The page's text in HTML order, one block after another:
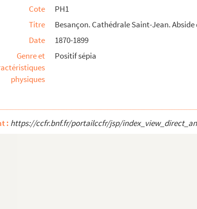
Petit-Charmont)
de Jouffroy
et des frères Lumière
Dieu
Cote
PH1
Titre
Besançon. Cathédrale Saint-Jean.
Date
1870-1899
Genre et
physiques
Positif sépia
: https://ccfr.bnf.fr/portailccfr/jsp/